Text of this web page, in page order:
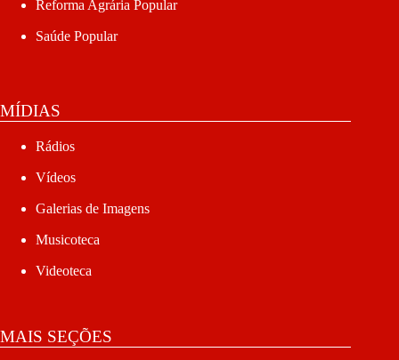
Reforma Agrária Popular
Saúde Popular
MÍDIAS
Rádios
Vídeos
Galerias de Imagens
Musicoteca
Videoteca
MAIS SEÇÕES